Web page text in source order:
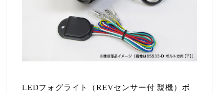
LEDフォグライト（REVセンサー付 親機）ボ